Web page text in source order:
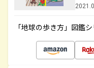
「地球の歩き方」図鑑